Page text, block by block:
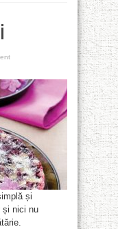
și
și nici nu